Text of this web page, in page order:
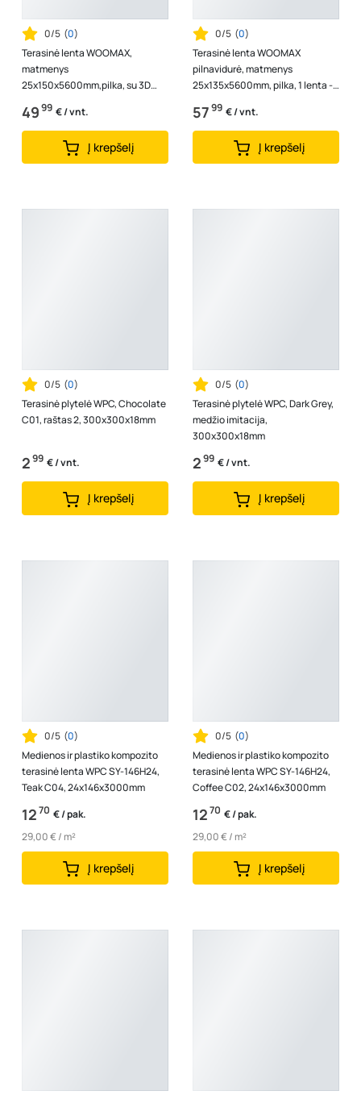
0/5 (0)
Terasinė lenta WOOMAX,
matmenys
25x150x5600mm,pilka, su 3D
medžio raštu, 1 lenta - 0,84 m2
4999 € / vnt.
Į krepšelį
0/5 (0)
Terasinė lenta WOOMAX
pilnavidurė, matmenys
25x135x5600mm, pilka, 1 lenta -
0,756 m2
5799 € / vnt.
Į krepšelį
0/5 (0)
Terasinė plytelė WPC, Chocolate
C01, raštas 2, 300x300x18mm
299 € / vnt.
Į krepšelį
0/5 (0)
Terasinė plytelė WPC, Dark Grey,
medžio imitacija,
300x300x18mm
299 € / vnt.
Į krepšelį
0/5 (0)
Medienos ir plastiko kompozito
terasinė lenta WPC SY-146H24,
Teak C04, 24x146x3000mm
1270 € / pak.
29,00 € / m²
Į krepšelį
0/5 (0)
Medienos ir plastiko kompozito
terasinė lenta WPC SY-146H24,
Coffee C02, 24x146x3000mm
1270 € / pak.
29,00 € / m²
Į krepšelį